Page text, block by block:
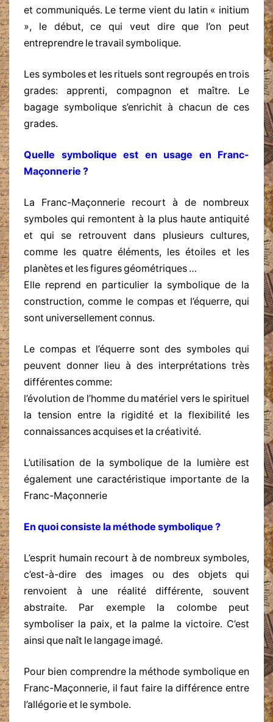
et communiqués. Le terme vient du latin « initium
», le début, ce qui veut dire que l’on peut
entreprendre le travail symbolique.
Les symboles et les rituels sont regroupés en trois
grades: apprenti, compagnon et maître. Le
bagage symbolique s’enrichit à chacun de ces
grades.
Quelle symbolique est en usage en Franc-
Maçonnerie ?
La Franc-Maçonnerie recourt à de nombreux
symboles qui remontent à la plus haute antiquité
et qui se retrouvent dans plusieurs cultures,
comme les quatre éléments, les étoiles et les
planètes et les figures géométriques …
Elle reprend en particulier la symbolique de la
construction, comme le compas et l’équerre, qui
sont universellement connus.
Le compas et l’équerre sont des symboles qui
peuvent donner lieu à des interprétations très
différentes comme:
l’évolution de l’homme du matériel vers le spirituel
la tension entre la rigidité et la flexibilité les
connaissances acquises et la créativité.
L’utilisation de la symbolique de la lumière est
également une caractéristique importante de la
Franc-Maçonnerie
En quoi consiste la méthode symbolique ?
L’esprit humain recourt à de nombreux symboles,
c’est-à-dire des images ou des objets qui
renvoient à une réalité différente, souvent
abstraite. Par exemple la colombe peut
symboliser la paix, et la palme la victoire. C’est
ainsi que naît le langage imagé.
Pour bien comprendre la méthode symbolique en
Franc-Maçonnerie, il faut faire la différence entre
l’allégorie et le symbole.